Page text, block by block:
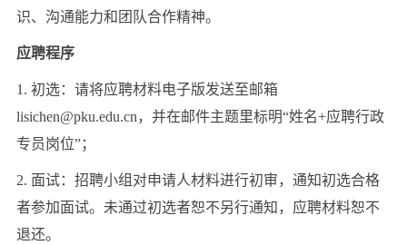
识、沟通能力和团队合作精神。
应聘程序
1. 初选：请将应聘材料电子版发送至邮箱
lisichen@pku.edu.cn，并在邮件主题里标明“姓名+应聘行政
专员岗位”；
2. 面试：招聘小组对申请人材料进行初审，通知初选合格
者参加面试。未通过初选者恕不另行通知，应聘材料恕不
退还。